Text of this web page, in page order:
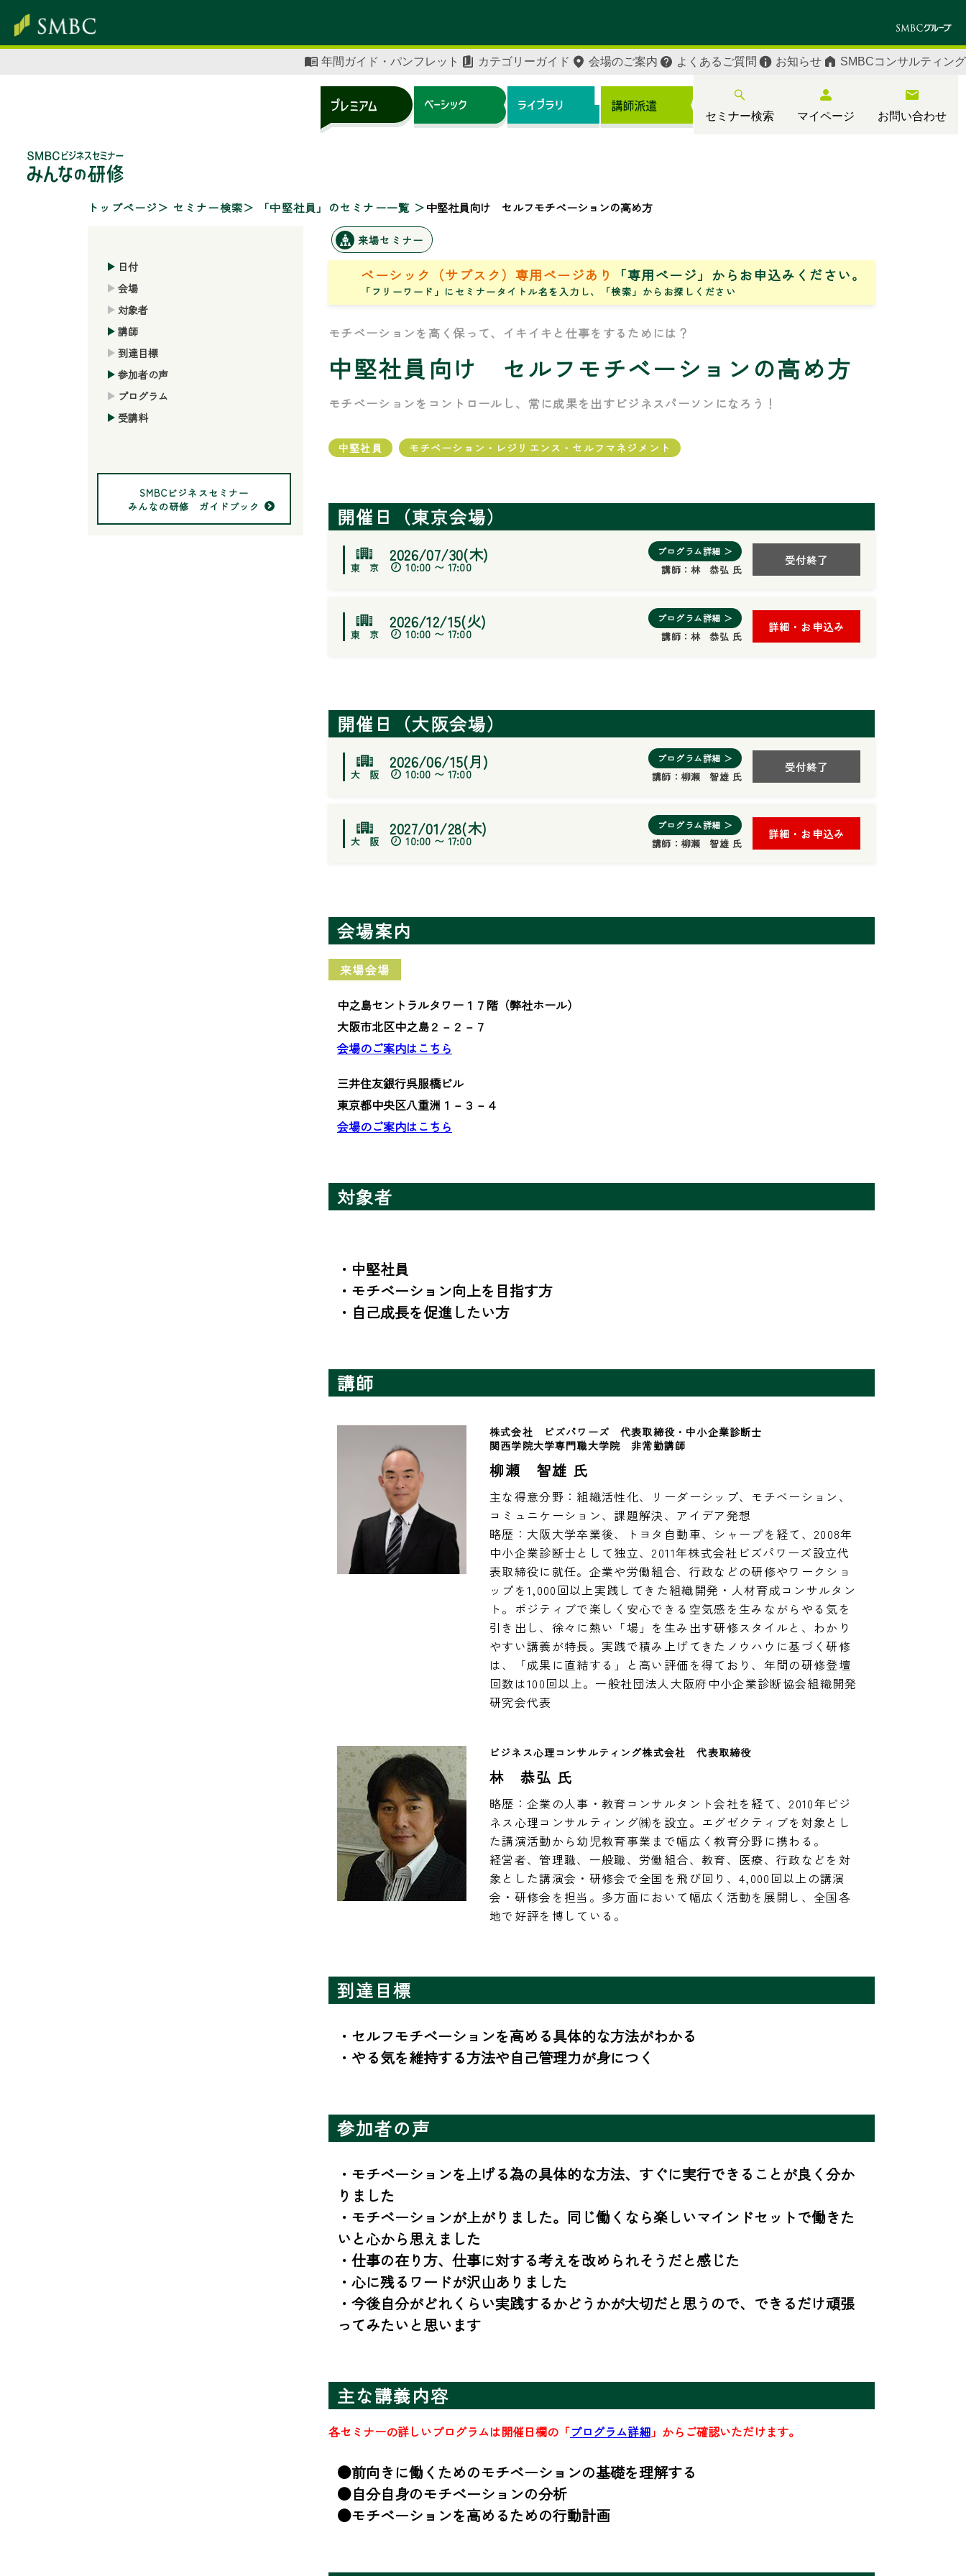
セミナー検索 マイページ お問い合わせ
年間ガイド・パンフレット カテゴリーガイド 会場のご案内 よくあるご質問 お知らせ SMBCコンサルティング
トップページ セミナー検索 「中堅社員」のセミナー一覧 中堅社員向け セルフモチベーションの高め方
日付
会場
対象者
講師
到達目標
参加者の声
プログラム
受講料
SMBCビジネスセミナー
みんなの研修 ガイドブック
来場セミナー
ベーシック（サブスク）専用ページあり 「専用ページ」からお申込みください。
「フリーワード」にセミナータイトル名を入力し、「検索」からお探しください
モチベーションを高く保って、イキイキと仕事をするためには？
中堅社員向け セルフモチベーションの高め方
モチベーションをコントロールし、常に成果を出すビジネスパーソンになろう！
中堅社員 モチベーション・レジリエンス・セルフマネジメント
開催日（東京会場）
2026/07/30(木)
10:00 〜 17:00
プログラム詳細 ＞
講師： 林 恭弘 氏
受付終了
2026/12/15(火)
10:00 〜 17:00
プログラム詳細 ＞
講師： 林 恭弘 氏
詳細・お申込み
開催日（大阪会場）
2026/06/15(月)
10:00 〜 17:00
プログラム詳細 ＞
講師：柳瀬 智雄 氏
受付終了
2027/01/28(木)
10:00 〜 17:00
プログラム詳細 ＞
講師：柳瀬 智雄 氏
詳細・お申込み
会場案内
来場会場
中之島セントラルタワー１７階（弊社ホール）
大阪市北区中之島２－２－７
会場のご案内はこちら
三井住友銀行呉服橋ビル
東京都中央区八重洲１－３－４
会場のご案内はこちら
対象者
・中堅社員
・モチベーション向上を目指す方
・自己成長を促進したい方
講師
株式会社　ビズパワーズ　代表取締役・中小企業診断士
関西学院大学専門職大学院　非常勤講師
柳瀬 智雄 氏
主な得意分野：組織活性化、リーダーシップ、モチベーション、
コミュニケーション、課題解決、アイデア発想
略歴：大阪大学卒業後、トヨタ自動車、シャープを経て、2008年
中小企業診断士として独立、2011年株式会社ビズパワーズ設立代
表取締役に就任。企業や労働組合、行政などの研修やワークショ
ップを1,000回以上実践してきた組織開発・人材育成コンサルタン
ト。ポジティブで楽しく安心できる空気感を生みながらやる気を
引き出し、徐々に熱い「場」を生み出す研修スタイルと、わかり
やすい講義が特長。実践で積み上げてきたノウハウに基づく研修
は、「成果に直結する」と高い評価を得ており、年間の研修登壇
回数は100回以上。一般社団法人大阪府中小企業診断協会組織開発
研究会代表
ビジネス心理コンサルティング株式会社　代表取締役
林 恭弘 氏
略歴：企業の人事・教育コンサルタント会社を経て、2010年ビジ
ネス心理コンサルティング㈱を設立。エグゼクティブを対象とし
た講演活動から幼児教育事業まで幅広く教育分野に携わる。
経営者、管理職、一般職、労働組合、教育、医療、行政などを対
象とした講演会・研修会で全国を飛び回り、4,000回以上の講演
会・研修会を担当。多方面において幅広く活動を展開し、全国各
地で好評を博している。
到達目標
・セルフモチベーションを高める具体的な方法がわかる
・やる気を維持する方法や自己管理力が身につく
参加者の声
・モチベーションを上げる為の具体的な方法、すぐに実行できることが良く分か
りました
・モチベーションが上がりました。同じ働くなら楽しいマインドセットで働きた
いと心から思えました
・仕事の在り方、仕事に対する考えを改められそうだと感じた
・心に残るワードが沢山ありました
・今後自分がどれくらい実践するかどうかが大切だと思うので、できるだけ頑張
ってみたいと思います
主な講義内容
各セミナーの詳しいプログラムは開催日欄の「プログラム詳細 」からご確認いただけます。
●前向きに働くためのモチベーションの基礎を理解する
●自分自身のモチベーションの分析
●モチベーションを高めるための行動計画